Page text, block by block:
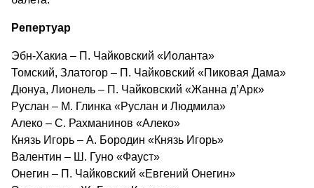
Репертуар
Эбн-Хакиа – П. Чайковский «Иоланта»
Томский, Златогор – П. Чайковский «Пиковая Дама»
Дюнуа, Лионель – П. Чайковский «Жанна д’Арк»
Руслан – М. Глинка «Руслан и Людмила»
Алеко – С. Рахманинов «Алеко»
Князь Игорь – А. Бородин «Князь Игорь»
Валентин – Ш. Гуно «Фауст»
Онегин – П. Чайковский «Евгений Онегин»